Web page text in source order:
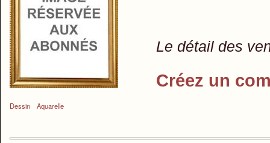
Dessin Aquarelle
Le détail des
Créez un